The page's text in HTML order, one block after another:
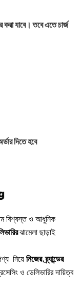
করা যাবে। তবে এতে চার্জ
দিতে হবে
বিশ্বস্ত ও আধুনিক
ঝামেলা ছাড়াই
নিয়ে নিজের ব্র্যান্ডের
ও ডেলিভারির দায়িত্ব